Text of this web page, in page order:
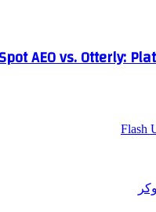
AEO vs. Otterly:
Flash